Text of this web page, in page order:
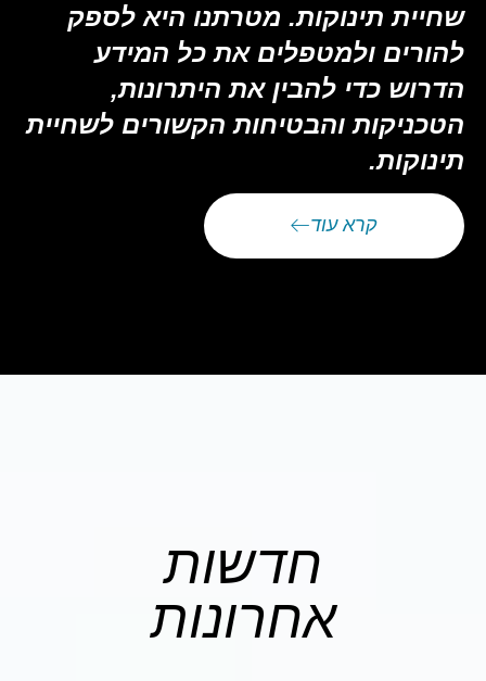
שחיית תינוקות. מטרתנו היא לספק
להורים ולמטפלים את כל המידע
הדרוש כדי להבין את היתרונות,
הטכניקות והבטיחות הקשורים לשחיית
תינוקות.
קרא עוד
חדשות
אחרונות